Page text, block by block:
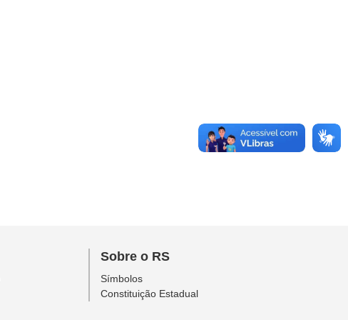
Sobre o RS
Símbolos
Constituição Estadual